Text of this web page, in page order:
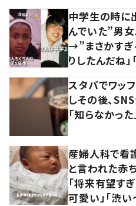
中学生の時に
んでいた”男
→”まさかすぎ
りしたんだね」
スタバでワッ
しその後、
「知らなかった
産婦人科で看
と言われた赤
「将来有望す
可愛い」「渋い